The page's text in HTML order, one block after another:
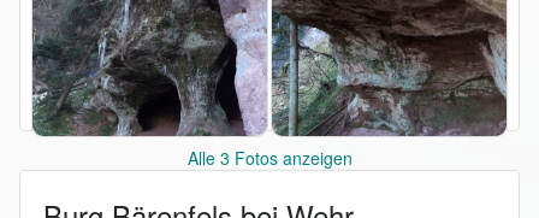
Alle 3 Fotos anzeigen